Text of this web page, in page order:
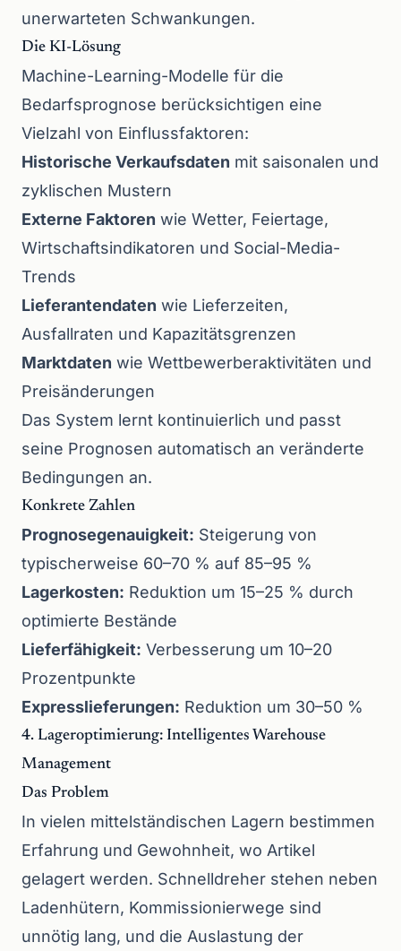
unerwarteten Schwankungen.
Die KI-Lösung
Machine-Learning-Modelle für die
Bedarfsprognose berücksichtigen eine
Vielzahl von Einflussfaktoren:
Historische Verkaufsdaten mit saisonalen und
zyklischen Mustern
Externe Faktoren wie Wetter, Feiertage,
Wirtschaftsindikatoren und Social-Media-
Trends
Lieferantendaten wie Lieferzeiten,
Ausfallraten und Kapazitätsgrenzen
Marktdaten wie Wettbewerberaktivitäten und
Preisänderungen
Das System lernt kontinuierlich und passt
seine Prognosen automatisch an veränderte
Bedingungen an.
Konkrete Zahlen
Prognosegenauigkeit: Steigerung von
typischerweise 60–70 % auf 85–95 %
Lagerkosten: Reduktion um 15–25 % durch
optimierte Bestände
Lieferfähigkeit: Verbesserung um 10–20
Prozentpunkte
Expresslieferungen: Reduktion um 30–50 %
4. Lageroptimierung: Intelligentes Warehouse
Management
Das Problem
In vielen mittelständischen Lagern bestimmen
Erfahrung und Gewohnheit, wo Artikel
gelagert werden. Schnelldreher stehen neben
Ladenhütern, Kommissionierwege sind
unnötig lang, und die Auslastung der